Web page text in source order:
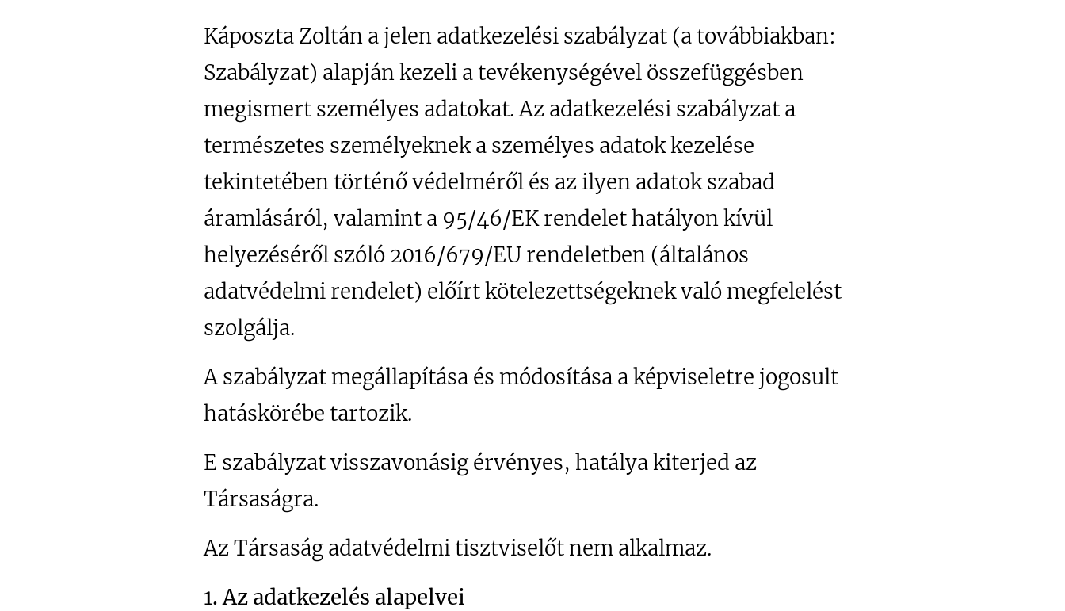
Káposzta Zoltán a jelen adatkezelési szabályzat (a továbbiakban:
Szabályzat) alapján kezeli a tevékenységével összefüggésben
megismert személyes adatokat. Az adatkezelési szabályzat a
természetes személyeknek a személyes adatok kezelése
tekintetében történő védelméről és az ilyen adatok szabad
áramlásáról, valamint a 95/46/EK rendelet hatályon kívül
helyezéséről szóló 2016/679/EU rendeletben (általános
adatvédelmi rendelet) előírt kötelezettségeknek való megfelelést
szolgálja.
A szabályzat megállapítása és módosítása a képviseletre jogosult
hatáskörébe tartozik.
E szabályzat visszavonásig érvényes, hatálya kiterjed az
Társaságra.
Az Társaság adatvédelmi tisztviselőt nem alkalmaz.
1. Az adatkezelés alapelvei